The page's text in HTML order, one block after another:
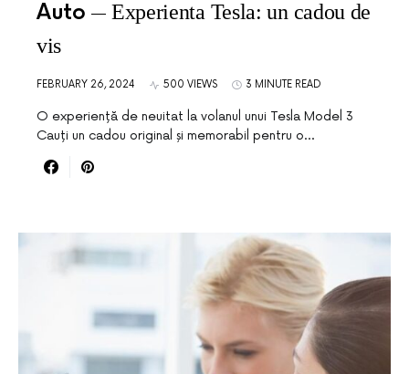
Auto
Experienta Tesla: un cadou de
vis
FEBRUARY 26, 2024 500 VIEWS 3 MINUTE READ
O experiență de neuitat la volanul unui Tesla Model 3
Cauți un cadou original și memorabil pentru o…